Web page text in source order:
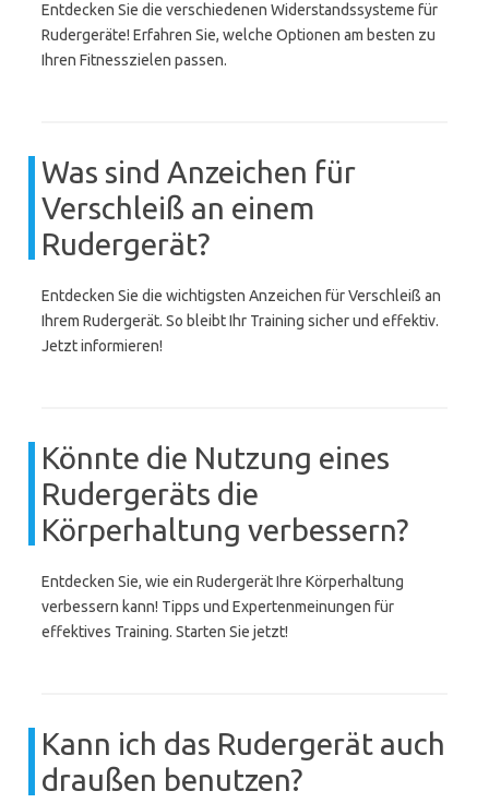
Entdecken Sie die verschiedenen Widerstandssysteme für
Rudergeräte! Erfahren Sie, welche Optionen am besten zu
Ihren Fitnesszielen passen.
Was sind Anzeichen für
Verschleiß an einem
Rudergerät?
Entdecken Sie die wichtigsten Anzeichen für Verschleiß an
Ihrem Rudergerät. So bleibt Ihr Training sicher und effektiv.
Jetzt informieren!
Könnte die Nutzung eines
Rudergeräts die
Körperhaltung verbessern?
Entdecken Sie, wie ein Rudergerät Ihre Körperhaltung
verbessern kann! Tipps und Expertenmeinungen für
effektives Training. Starten Sie jetzt!
Kann ich das Rudergerät auch
draußen benutzen?